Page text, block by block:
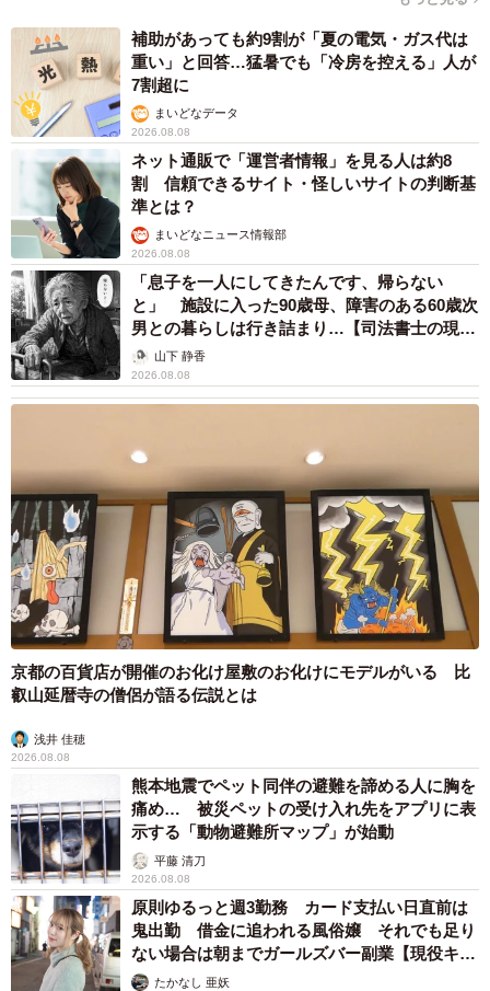
補助があっても約9割が「夏の電気・ガス代は
重い」と回答…猛暑でも「冷房を控える」人が
7割超に
まいどなデータ
2026.08.08
ネット通販で「運営者情報」を見る人は約8
割 信頼できるサイト・怪しいサイトの判断基
準とは？
まいどなニュース情報部
2026.08.08
「息子を一人にしてきたんです、帰らない
と」 施設に入った90歳母、障害のある60歳次
男との暮らしは行き詰まり…【司法書士の現場
から】山下 静香
2026.08.08
京都の百貨店が開催のお化け屋敷のお化けにモデルがいる 比
叡山延暦寺の僧侶が語る伝説とは
浅井 佳穂
2026.08.08
熊本地震でペット同伴の避難を諦める人に胸を
痛め… 被災ペットの受け入れ先をアプリに表
示する「動物避難所マップ」が始動
平藤 清刀
2026.08.08
原則ゆるっと週3勤務 カード支払い日直前は
鬼出勤 借金に追われる風俗嬢 それでも足り
ない場合は朝までガールズバー副業【現役キャ
ストに取材】
たかなし 亜妖